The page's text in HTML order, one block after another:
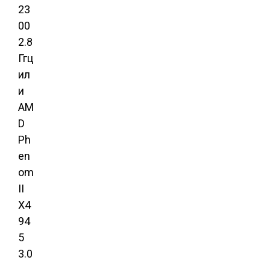
23
00
2.8
Ггц
ил
и
AM
D
Ph
en
om
II
X4
94
5
3.0